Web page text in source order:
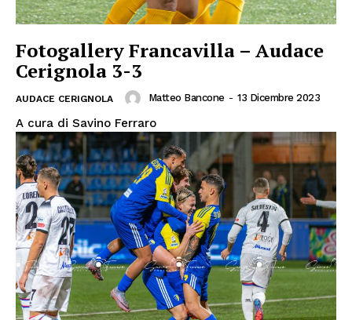
Fotogallery Francavilla – Audace
Cerignola 3-3
AUDACE CERIGNOLA Matteo Bancone - 13 Dicembre 2023
A cura di Savino Ferraro